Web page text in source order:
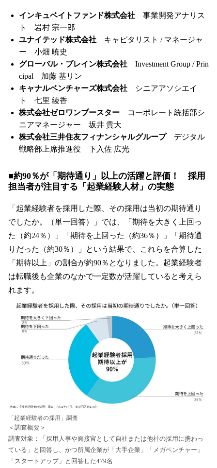
インキュベイトファンド株式会社 事業開発アナリス
ト 岩村 宗一郎
ユナイテッド株式会社 キャピタリスト / マネージャ
ー 小畑 暁史
グローバル・ブレイン株式会社 Investment Group / Prin
cipal 加藤 基リン
キャナルベンチャーズ株式会社
シニアアソシエイ
ト 七里 綾香
株式会社ゼロワンブースター
コーポレート統括部シ
ニアマネージャー 坂井 貴大
株式会社三井住友フィナンシャルグループ デジタル
戦略部上席推進役 下入佐 広光
■約90％が「期待通り」以上の活躍と評価！ 採用
担当者が注目する「起業経験人材」の実態
「起業経験者を採用した際、その採用は当初の期待通り
でしたか。（単一回答）」では、「期待を大きく上回っ
た（約24％）」「期待を上回った（約36％）」「期待通
りだった（約30％）」という結果で、これらを合算した
「期待以上」の割合が約90％となりました。起業経験者
は転職後も企業のなかで一定数が活躍していると考えら
れます。
「起業経験者の採用」調査
＜調査概要＞
調査対象：「採用人事や面接官として自社または他社の採用に携わっ
ている」と回答し、かつ所属企業が「大手企業」「メガベンチャー」
「スタートアップ」と回答した479名